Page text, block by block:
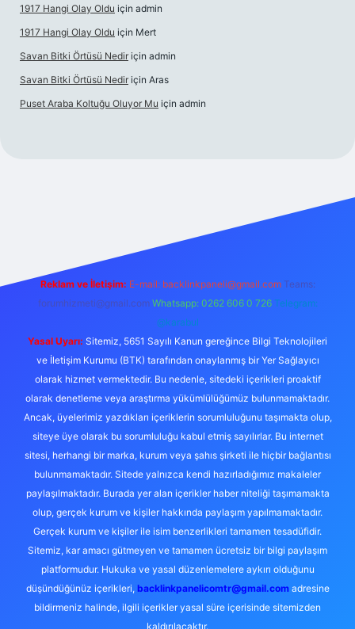
1917 Hangi Olay Oldu için admin
1917 Hangi Olay Oldu için Mert
Savan Bitki Örtüsü Nedir için admin
Savan Bitki Örtüsü Nedir için Aras
Puset Araba Koltuğu Oluyor Mu için admin
Reklam ve İletişim: E-mail: backlinkpaneli@gmail.com Teams:
forumhizmeti@gmail.com Whatsapp: 0262 606 0 726 Telegram:
@karabul
Yasal Uyarı: Sitemiz, 5651 Sayılı Kanun gereğince Bilgi Teknolojileri
ve İletişim Kurumu (BTK) tarafından onaylanmış bir Yer Sağlayıcı
olarak hizmet vermektedir. Bu nedenle, sitedeki içerikleri proaktif
olarak denetleme veya araştırma yükümlülüğümüz bulunmamaktadır.
Ancak, üyelerimiz yazdıkları içeriklerin sorumluluğunu taşımakta olup,
siteye üye olarak bu sorumluluğu kabul etmiş sayılırlar. Bu internet
sitesi, herhangi bir marka, kurum veya şahıs şirketi ile hiçbir bağlantısı
bulunmamaktadır. Sitede yalnızca kendi hazırladığımız makaleler
paylaşılmaktadır. Burada yer alan içerikler haber niteliği taşımamakta
olup, gerçek kurum ve kişiler hakkında paylaşım yapılmamaktadır.
Gerçek kurum ve kişiler ile isim benzerlikleri tamamen tesadüfidir.
Sitemiz, kar amacı gütmeyen ve tamamen ücretsiz bir bilgi paylaşım
platformudur. Hukuka ve yasal düzenlemelere aykırı olduğunu
düşündüğünüz içerikleri, backlinkpanelicomtr@gmail.comadresine
bildirmeniz halinde, ilgili içerikler yasal süre içerisinde sitemizden
kaldırılacaktır.